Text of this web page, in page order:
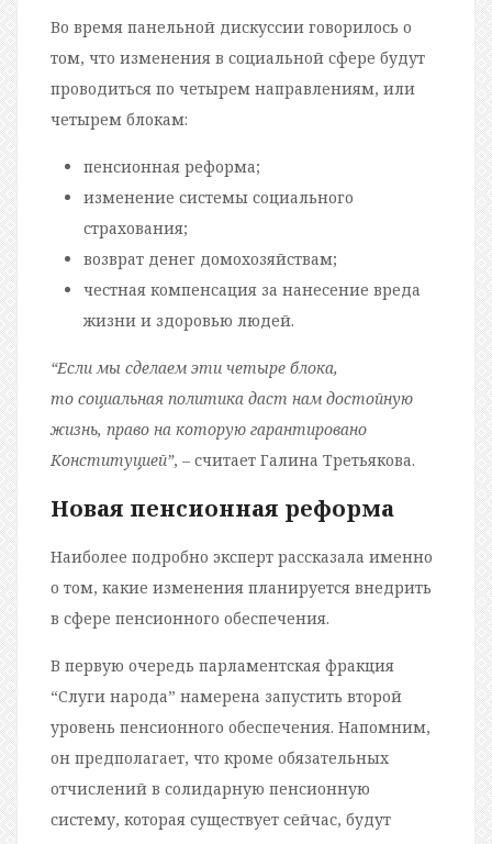
Во время панельной дискуссии говорилось о
том, что изменения в социальной сфере будут
проводиться по четырем направлениям, или
четырем блокам:
пенсионная реформа;
изменение системы социального
страхования;
возврат денег домохозяйствам;
честная компенсация за нанесение вреда
жизни и здоровью людей.
“Если мы сделаем эти четыре блока,
то социальная политика даст нам достойную
жизнь, право на которую гарантировано
Конституцией”, – считает Галина Третьякова.
Новая пенсионная реформа
Наиболее подробно эксперт рассказала именно
о том, какие изменения планируется внедрить
в сфере пенсионного обеспечения.
В первую очередь парламентская фракция
“Слуги народа” намерена запустить второй
уровень пенсионного обеспечения. Напомним,
он предполагает, что кроме обязательных
отчислений в солидарную пенсионную
систему, которая существует сейчас, будут